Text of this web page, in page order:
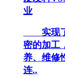
业
实现了
密的加工
养、维修
连..